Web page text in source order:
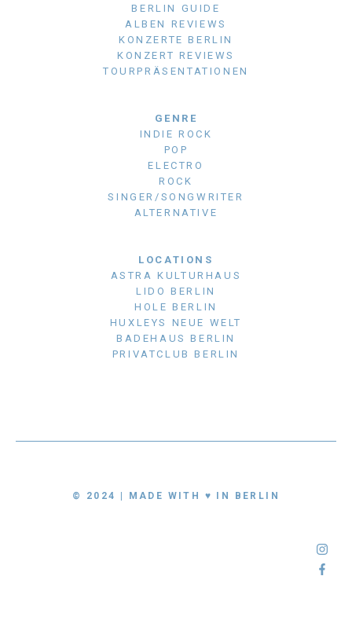
BERLIN GUIDE
ALBEN REVIEWS
KONZERTE BERLIN
KONZERT REVIEWS
TOURPRÄSENTATIONEN
GENRE
INDIE ROCK
POP
ELECTRO
ROCK
SINGER/SONGWRITER
ALTERNATIVE
LOCATIONS
ASTRA KULTURHAUS
LIDO BERLIN
HOLE BERLIN
HUXLEYS NEUE WELT
BADEHAUS BERLIN
PRIVATCLUB BERLIN
© 2024 | MADE WITH ♥ IN BERLIN